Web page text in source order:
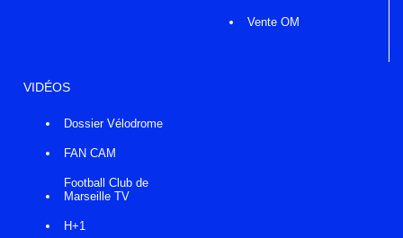
Vente OM
VIDÉOS
Dossier Vélodrome
FAN CAM
Football Club de
Marseille TV
H+1